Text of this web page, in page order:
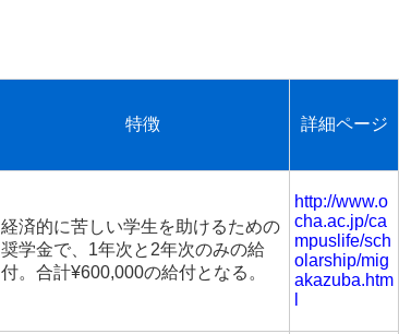
特徴 詳細ページ
経済的に苦しい学生を助けるための
奨学金で、1年次と2年次のみの給
付。合計¥600,000の給付となる。
http://www.o
cha.ac.jp/ca
mpuslife/sch
olarship/mig
akazuba.htm